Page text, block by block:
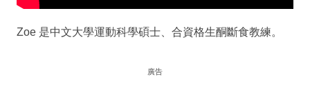
Zoe 是中文大學運動科學碩士、合資格生酮斷食教練。
廣告